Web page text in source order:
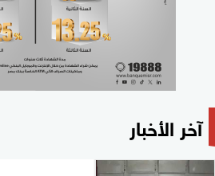
آخر الأخبار